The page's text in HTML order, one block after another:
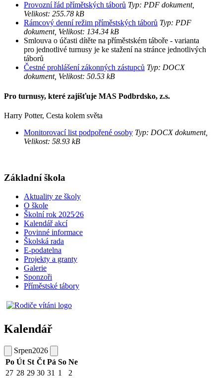
Provozní řád přímětských táborů Typ: PDF dokument,
Velikost: 255.78 kB
Rámcový denní režim příměstských táborů Typ: PDF
dokument, Velikost: 134.34 kB
Smlouva o účasti dítěte na příměstském táboře - varianta
pro jednotlivé turnusy je ke stažení na stránce jednotlivých
táborů
Čestné prohlášení zákonných zástupců Typ: DOCX
dokument, Velikost: 50.53 kB
Pro turnusy, které zajišťuje MAS Podbrdsko, z.s.
Harry Potter, Cesta kolem světa
Monitorovací list podpořené osoby Typ: DOCX dokument,
Velikost: 58.93 kB
Základní škola
Aktuality ze školy
O škole
Školní rok 2025⁄26
Kalendář akcí
Povinné informace
Školská rada
E-podatelna
Projekty a granty
Galerie
Sponzoři
Příměstské tábory
Kalendář
Srpen2026
Po Út St Čt Pá So Ne
27 28 29 30 31 1
2